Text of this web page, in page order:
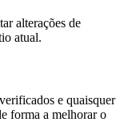
alterações de
atual.
e quaisquer
forma a melhorar o